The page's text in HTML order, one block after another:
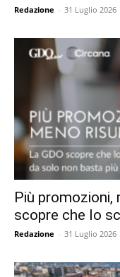
Redazione - 31 Luglio 2026
Più promozioni,
scopre che lo
Redazione - 31 Luglio 2026